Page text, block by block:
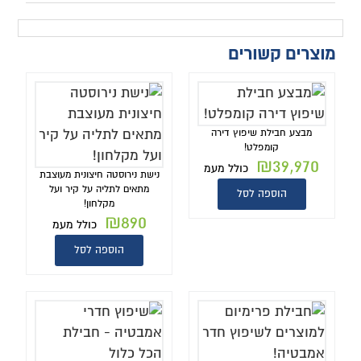
מוצרים קשורים
מבצע חבילת שיפוץ דירה
קומפלט!
₪39,970 כולל מעמ
הוספה לסל
נישת נירוסטה חיצונית מעוצבת
מתאים לתליה על קיר ועל
מקלחון!
₪890 כולל מעמ
הוספה לסל